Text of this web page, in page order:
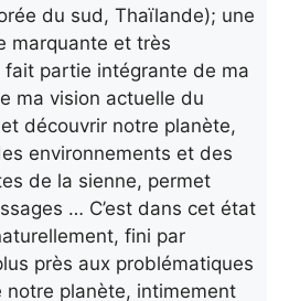
du sud, Thaïlande); une
marquante et très
fait partie intégrante de ma
ma vision actuelle du
découvrir notre planète,
environnements et des
de la sienne, permet
… C’est dans cet état
fini par
près aux problématiques
notre planète, intimement